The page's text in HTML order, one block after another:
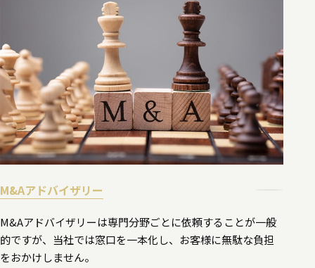
M&Aアドバイザリー
M&Aアドバイザリーは専門分野ごとに依頼することが一般
的ですが、当社では窓口を一本化し、お客様に無駄な負担
をおかけしません。